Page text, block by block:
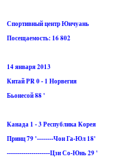
Спортивный центр Юнчуань
Посещаемость: 16 802
14 января 2013
Китай PR 0 - 1 Норвегия
Бьонесой 88 '
Канада 1 - 3 Республика Корея
Принц 79 '--------Чон Га-Юл 18'
---------------------Цзи Со-Юнь 29 '